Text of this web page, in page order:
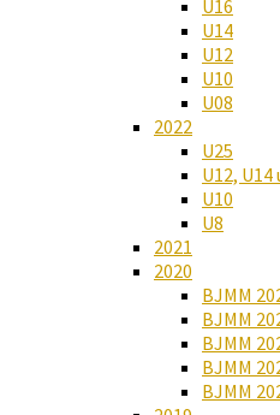
U16
U14
U12
U10
U08
2022
U25
U12, U14
U10
U8
2021
2020
BJMM
BJMM
BJMM
BJMM
BJMM